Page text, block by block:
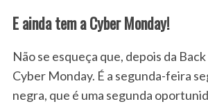
E ainda tem a Cyber Monday!
Não se esqueça que, depois da
Cyber Monday. É a segunda-feira
negra, que é uma segunda